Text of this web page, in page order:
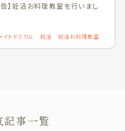
】妊活お料理教室を行いまし
イトケミカル 妊活 妊活お料理教室
記事一覧